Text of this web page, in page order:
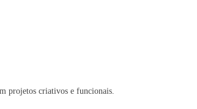
projetos criativos e funcionais.